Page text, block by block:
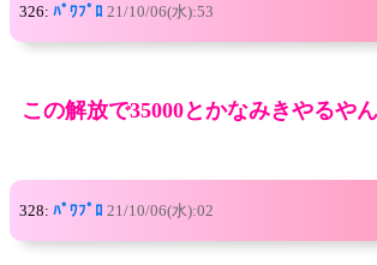
326: ﾊﾟﾜﾌﾟﾛ 21/10/06(水):53
この解放で35000とかなみきやるやん
328: ﾊﾟﾜﾌﾟﾛ 21/10/06(水):02